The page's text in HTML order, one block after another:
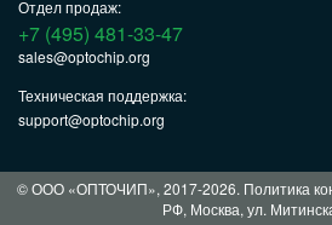
Отдел продаж:
+7 (495) 481-33-47
sales@optochip.org
Техническая поддержка:
support@optochip.org
© ООО «ОПТОЧИП», 2017-2026. Политика
РФ, Москва, ул.